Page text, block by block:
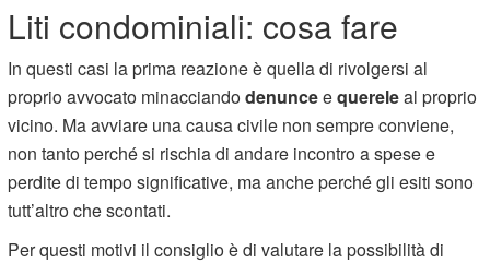
Liti condominiali: cosa fare
In questi casi la prima reazione è quella di rivolgersi al
proprio avvocato minacciandodenunceequereleal proprio
vicino. Ma avviare una causa civile non sempre conviene,
non tanto perché si rischia di andare incontro a spese e
perdite di tempo significative, ma anche perché gli esiti sono
tutt’altro che scontati.
Per questi motivi il consiglio è di valutare la possibilità di